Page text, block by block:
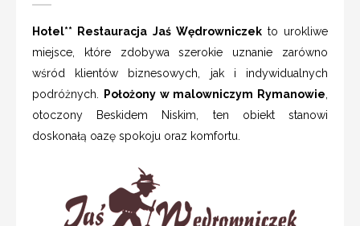
Hotel** Restauracja Jaś Wędrowniczek to urokliwe
miejsce, które zdobywa szerokie uznanie zarówno
wśród klientów biznesowych, jak i indywidualnych
podróżnych.
Położony w malowniczym Rymanowie
otoczony Beskidem Niskim, ten obiekt stanowi
doskonałą oazę spokoju oraz komfortu.